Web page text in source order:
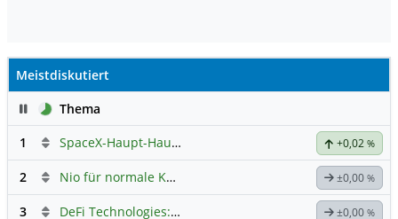
Meistdiskutiert
PauseThema
1
SpaceX-Haupt-Hauptforum +0,02 %
2 Nio für normale Kommunikation ±0,00 %
3 DeFi Technologies: Eine Perle? ±0,00 %